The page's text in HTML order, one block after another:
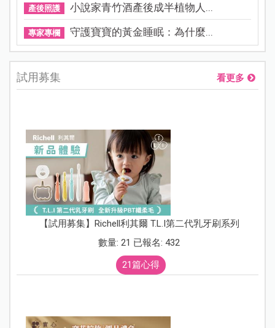
產後照護 小說家青竹酒產後成半植物人...
專家專欄 守護寶寶的黃金睡眠：為什麼...
試用募集 看更多
【試用募集】Richell利其爾 T.L.I第二代乳牙刷系列
數量: 21 已報名: 432
21篇心得